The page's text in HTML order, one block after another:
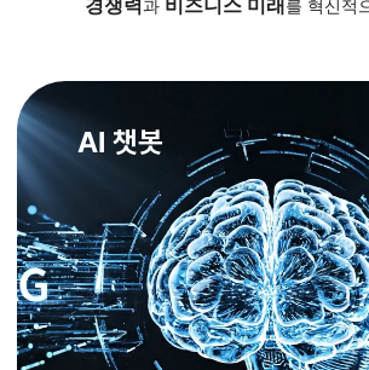
경쟁력과 비즈니스 미래 를 혁신적
AI 챗봇